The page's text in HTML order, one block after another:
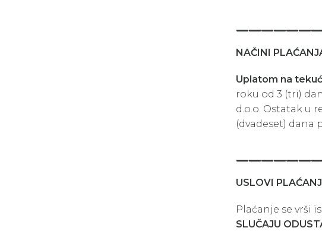
NAČINI
Uplatom na
roku od 3 (tri)
d.o.o. Ostatak u
(dvadeset) dana
USLOVI
Plaćanje se vrši
SLUČAJU